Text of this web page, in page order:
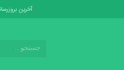
آخرین بروزرسانی: 25